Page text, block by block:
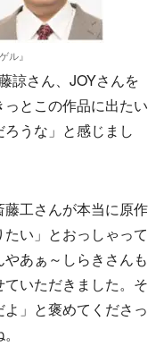
ル』
諒さん、JOYさんを
とこの作品に出たい
うな」と感じまし
工さんが本当に原作
い」とおっしゃって
あぁ～しらきさんも
いただきました。そ
」と褒めてくださっ